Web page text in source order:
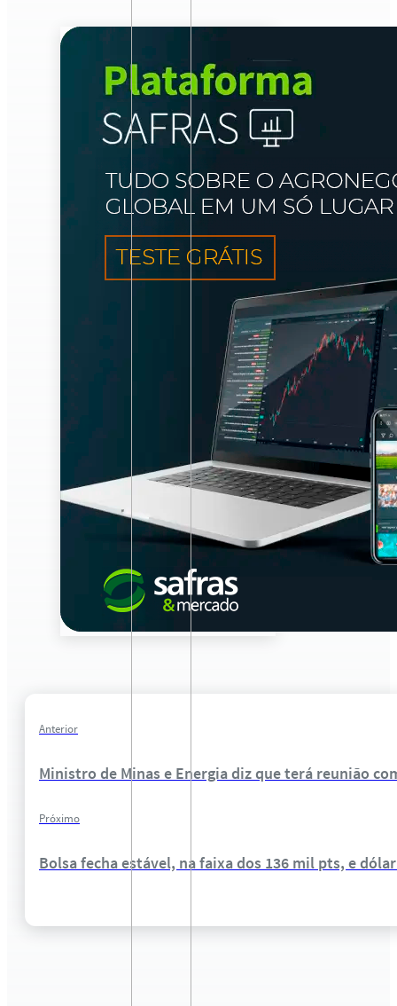
Anterior
Ministro de Minas e Energia diz que terá reunião
Próximo
Bolsa fecha estável, na faixa dos 136 mil pts, e